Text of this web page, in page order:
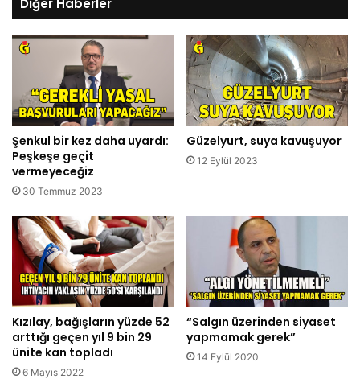
Şenkul bir kez daha uyardı:
Peşkeşe geçit
vermeyeceğiz
30 Temmuz 2023
Güzelyurt, suya kavuşuyor
12 Eylül 2023
Kızılay, bağışların yüzde 52
arttığı geçen yıl 9 bin 29
ünite kan topladı
6 Mayıs 2022
“Salgın üzerinden siyaset
yapmamak gerek”
14 Eylül 2020